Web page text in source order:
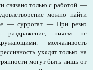
связано только с работой. —
можно найти
— суррогат. — При резко
раздражение, ничем не
— молчаливость
уходят только на
могут быть лишь от